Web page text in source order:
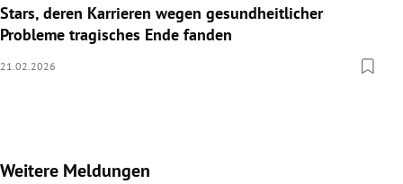
Stars, deren Karrieren wegen gesundheitlicher
Probleme tragisches Ende fanden
21.02.2026
Weitere Meldungen